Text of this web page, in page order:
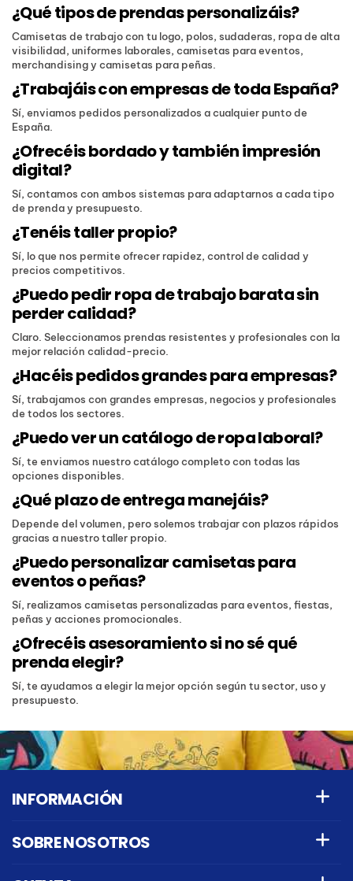
¿Qué tipos de prendas personalizáis?
Camisetas de trabajo con tu logo, polos, sudaderas, ropa de alta
visibilidad, uniformes laborales, camisetas para eventos,
merchandising y camisetas para peñas.
¿Trabajáis con empresas de toda España?
Sí, enviamos pedidos personalizados a cualquier punto de
España.
¿Ofrecéis bordado y también impresión
digital?
Sí, contamos con ambos sistemas para adaptarnos a cada tipo
de prenda y presupuesto.
¿Tenéis taller propio?
Sí, lo que nos permite ofrecer rapidez, control de calidad y
precios competitivos.
¿Puedo pedir ropa de trabajo barata sin
perder calidad?
Claro. Seleccionamos prendas resistentes y profesionales con la
mejor relación calidad-precio.
¿Hacéis pedidos grandes para empresas?
Sí, trabajamos con grandes empresas, negocios y profesionales
de todos los sectores.
¿Puedo ver un catálogo de ropa laboral?
Sí, te enviamos nuestro catálogo completo con todas las
opciones disponibles.
¿Qué plazo de entrega manejáis?
Depende del volumen, pero solemos trabajar con plazos rápidos
gracias a nuestro taller propio.
¿Puedo personalizar camisetas para
eventos o peñas?
Sí, realizamos camisetas personalizadas para eventos, fiestas,
peñas y acciones promocionales.
¿Ofrecéis asesoramiento si no sé qué
prenda elegir?
Sí, te ayudamos a elegir la mejor opción según tu sector, uso y
presupuesto.
INFORMACIÓN
SOBRE NOSOTROS